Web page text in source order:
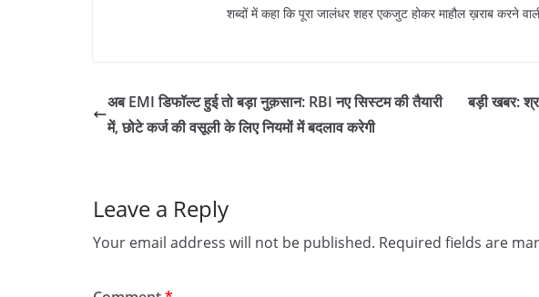
शब्दों में कहा कि पूरा जालंधर शहर एकजुट होकर माहौल ख़राब करने
अब EMI डिफॉल्ट हुई तो बड़ा नुक़सान: RBI नए सिस्टम की तैयारी
में, छोटे कर्ज की वसूली के लिए नियमों में बदलाव करेगी
बड़ी खबर:
Leave a Reply
Your email address will not be published. Required fields are